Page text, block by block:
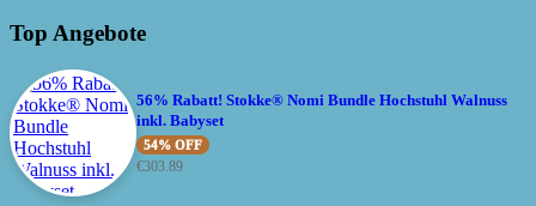
Top Angebote
56% Rabatt! Stokke® Nomi Bundle Hochstuhl Walnuss
inkl. Babyset
54% OFF
€303.89